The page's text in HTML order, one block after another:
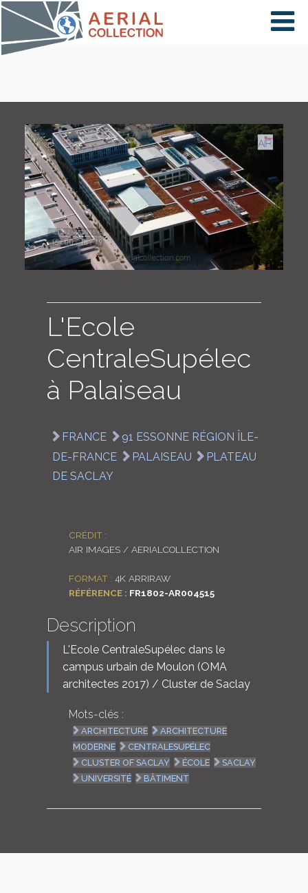
×
PAYS
CARTE
COLLECTIONS
ENGLISH
L'Ecole
CentraleSupélec
à Palaiseau
FRANCE
91 ESSONNE RÉGION ÎLE-
DE-FRANCE
PALAISEAU
PLATEAU
DE SACLAY
CRÉDIT :
AIR IMAGES / AERIALCOLLECTION
FORMAT : 4K ARRIRAW
RÉFÉRENCE : FR1802-AR004515
Description
L'Ecole CentraleSupélec dans le
campus urbain de Moulon (OMA
architectes 2017) / Cluster de Saclay
Mots-clés :
ARCHITECTURE
ARCHITECTURE
MODERNE
CENTRALESUPÉLEC
CLUSTER OF SACLAY
ÉCOLE
SACLAY
UNIVERSITÉ
BÂTIMENT